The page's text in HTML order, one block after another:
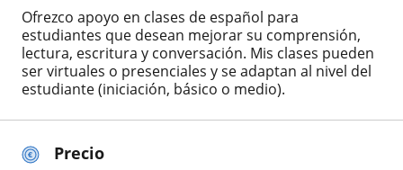
Precio
Ofrezco apoyo en clases de español para
estudiantes que desean mejorar su comprensión,
lectura, escritura y conversación. Mis clases pueden
ser virtuales o presenciales y se adaptan al nivel del
estudiante (iniciación, básico o medio).